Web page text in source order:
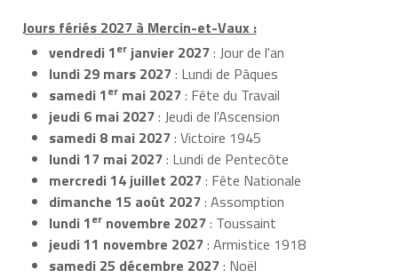
Jours fériés 2027 à Mercin-et-Vaux :
vendredi 1er janvier 2027: Jour de l'an
lundi 29 mars 2027: Lundi de Pâques
samedi 1er mai 2027: Fête du Travail
jeudi 6 mai 2027: Jeudi de l'Ascension
samedi 8 mai 2027: Victoire 1945
lundi 17 mai 2027: Lundi de Pentecôte
mercredi 14 juillet 2027: Fête Nationale
dimanche 15 août 2027: Assomption
lundi 1er novembre 2027: Toussaint
jeudi 11 novembre 2027: Armistice 1918
samedi 25 décembre 2027: Noël